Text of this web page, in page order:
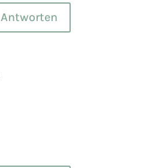
Antworten